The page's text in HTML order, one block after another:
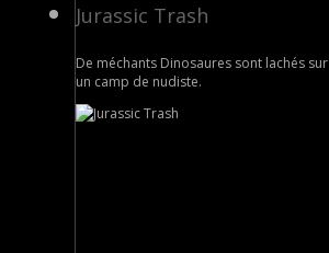
Jurassic Trash
De méchants Dinosaures sont lachés sur
un camp de nudiste.